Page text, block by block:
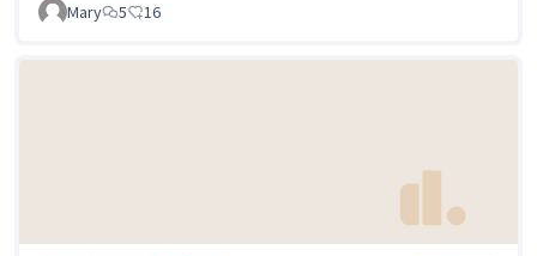
Mary 5 16